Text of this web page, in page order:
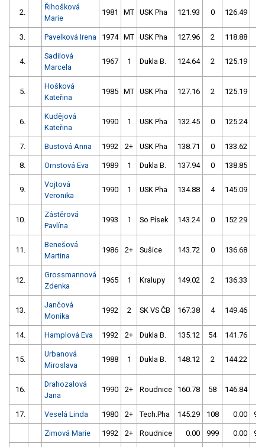
2.
Řihošková
Marie
1981 MT USK Pha 121.93 0 126.49
3. Pavelková Irena 1974 MT USK Pha 127.96 2 118.88
4.
Sadilová
Marcela
1967 1 Dukla B. 124.64 2 125.19
5.
Hošková
Kateřina
1985 MT USK Pha 127.16 2 125.19
6.
Kudějová
Kateřina
1990 1 USK Pha 132.45 0 125.24
7. Bustová Anna 1992 2+ USK Pha 138.71 0 133.62
8. Ornstová Eva 1989 1 Dukla B. 137.94 0 138.85
9.
Vojtová
Veronika
1990 1 USK Pha 134.88 4 145.09
10.
Zástěrová
Pavlína
1993 1 So Písek 143.24 0 152.29
11.
Benešová
Martina
1986 2+ Sušice 143.72 0 136.68
12.
Grossmannová
Zdenka
1965 1 Kralupy 149.02 2 136.33
13.
Jančová
Monika
1992 2 SK VS ČB 167.38 4 149.46
14. Hamplová Eva 1992 2+ Dukla B. 135.12 54 141.76
15.
Urbanová
Miroslava
1988 1 Dukla B. 148.12 2 144.22
16.
Drahozalová
Jana
1990 2+ Roudnice 160.78 58 146.84
17. Veselá Linda 1980 2+ Tech.Pha 145.29 108 0.00
Zimová Marie 1992 2+ Roudnice 0.00 999 0.00